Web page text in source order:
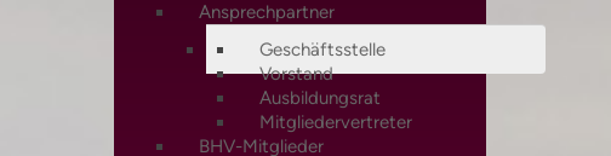
Ansprechpartner
Geschäftsstelle
Vorstand
Ausbildungsrat
Mitgliedervertreter
BHV-Mitglieder